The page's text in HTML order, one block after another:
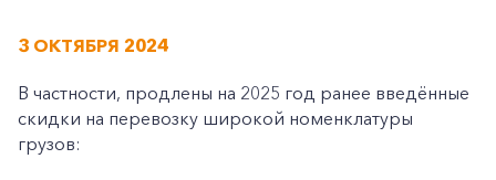
3 ОКТЯБРЯ 2024
В частности, продлены на 2025 год ранее введённые
скидки на перевозку широкой номенклатуры
грузов: